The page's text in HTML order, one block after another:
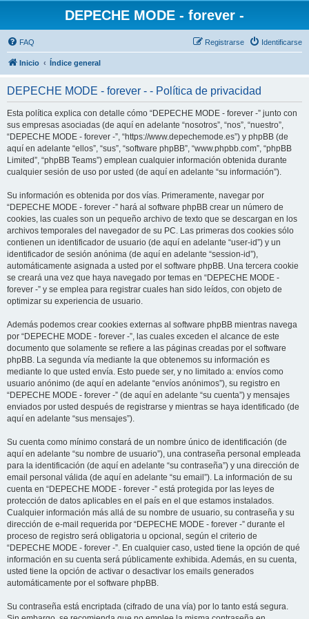
DEPECHE MODE - forever -
FAQ Identificarse
Registrarse
Inicio Índice general
DEPECHE MODE - forever - - Política de privacidad
Esta política explica con detalle cómo “DEPECHE MODE - forever -” junto con
sus empresas asociadas (de aquí en adelante “nosotros”, “nos”, “nuestro”,
“DEPECHE MODE - forever -”, “https://www.depechemode.es”) y phpBB (de
aquí en adelante “ellos”, “sus”, “software phpBB”, “www.phpbb.com”, “phpBB
Limited”, “phpBB Teams”) emplean cualquier información obtenida durante
cualquier sesión de uso por usted (de aquí en adelante “su información”).
Su información es obtenida por dos vías. Primeramente, navegar por
“DEPECHE MODE - forever -” hará al software phpBB crear un número de
cookies, las cuales son un pequeño archivo de texto que se descargan en los
archivos temporales del navegador de su PC. Las primeras dos cookies sólo
contienen un identificador de usuario (de aquí en adelante “user-id”) y un
identificador de sesión anónima (de aquí en adelante “session-id”),
automáticamente asignada a usted por el software phpBB. Una tercera cookie
se creará una vez que haya navegado por temas en “DEPECHE MODE -
forever -” y se emplea para registrar cuales han sido leídos, con objeto de
optimizar su experiencia de usuario.
Además podemos crear cookies externas al software phpBB mientras navega
por “DEPECHE MODE - forever -”, las cuales exceden el alcance de este
documento que solamente se refiere a las páginas creadas por el software
phpBB. La segunda vía mediante la que obtenemos su información es
mediante lo que usted envía. Esto puede ser, y no limitado a: envíos como
usuario anónimo (de aquí en adelante “envíos anónimos”), su registro en
“DEPECHE MODE - forever -” (de aquí en adelante “su cuenta”) y mensajes
enviados por usted después de registrarse y mientras se haya identificado (de
aquí en adelante “sus mensajes”).
Su cuenta como mínimo constará de un nombre único de identificación (de
aquí en adelante “su nombre de usuario”), una contraseña personal empleada
para la identificación (de aquí en adelante “su contraseña”) y una dirección de
email personal válida (de aquí en adelante “su email”). La información de su
cuenta en “DEPECHE MODE - forever -” está protegida por las leyes de
protección de datos aplicables en el país en el que estamos instalados.
Cualquier información más allá de su nombre de usuario, su contraseña y su
dirección de e-mail requerida por “DEPECHE MODE - forever -” durante el
proceso de registro será obligatoria u opcional, según el criterio de
“DEPECHE MODE - forever -”. En cualquier caso, usted tiene la opción de qué
información en su cuenta será públicamente exhibida. Además, en su cuenta,
usted tiene la opción de activar o desactivar los emails generados
automáticamente por el software phpBB.
Su contraseña está encriptada (cifrado de una vía) por lo tanto está segura.